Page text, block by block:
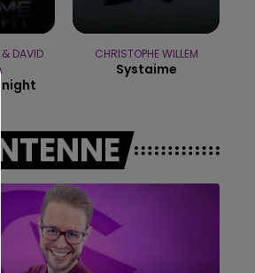
& DAVID
CHRISTOPHE WILLEM
Systaime